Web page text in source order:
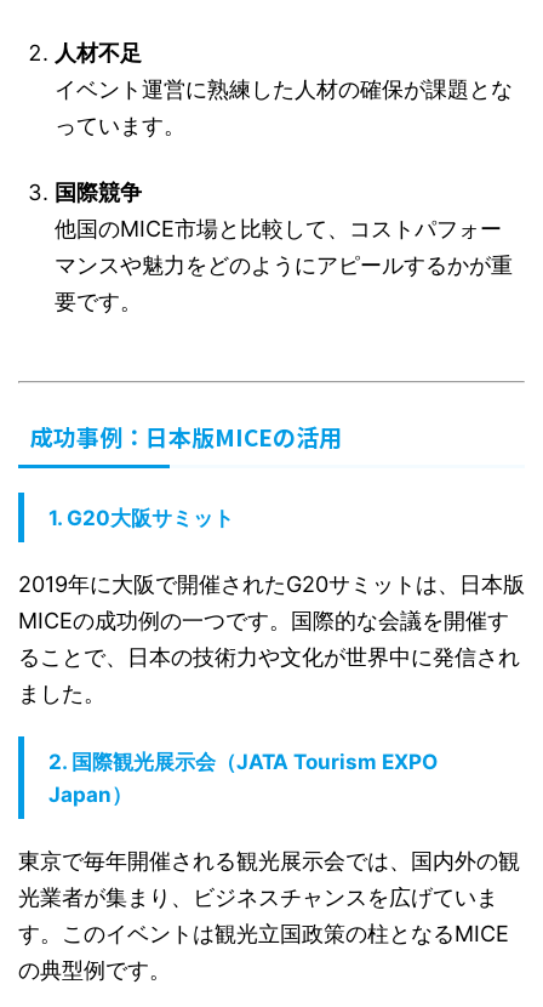
人材不足
イベント運営に熟練した人材の確保が課題とな
っています。
国際競争
他国のMICE市場と比較して、コストパフォー
マンスや魅力をどのようにアピールするかが重
要です。
成功事例：日本版MICEの活用
1. G20大阪サミット
2019年に大阪で開催されたG20サミットは、日本版
MICEの成功例の一つです。国際的な会議を開催す
ることで、日本の技術力や文化が世界中に発信され
ました。
2. 国際観光展示会（JATA Tourism EXPO
Japan）
東京で毎年開催される観光展示会では、国内外の観
光業者が集まり、ビジネスチャンスを広げていま
す。このイベントは観光立国政策の柱となるMICE
の典型例です。